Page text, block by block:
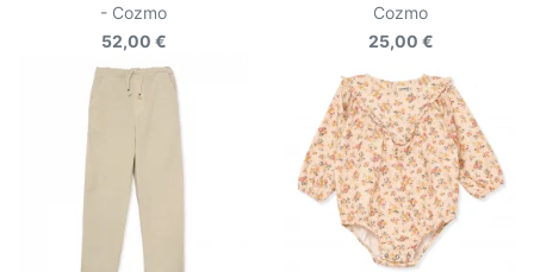
- Cozmo
52,00 €
Cozmo
25,00 €